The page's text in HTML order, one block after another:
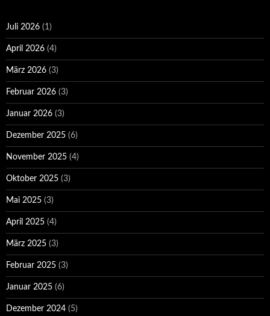
Juli 2026 (1)
April 2026 (4)
März 2026 (3)
Februar 2026 (3)
Januar 2026 (3)
Dezember 2025 (6)
November 2025 (4)
Oktober 2025 (3)
Mai 2025 (3)
April 2025 (4)
März 2025 (3)
Februar 2025 (3)
Januar 2025 (6)
Dezember 2024 (5)